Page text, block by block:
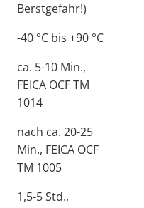
Berstgefahr!)
-40 °C bis +90 °C
ca. 5-10 Min.,
FEICA OCF TM
1014
nach ca. 20-25
Min., FEICA OCF
TM 1005
1,5-5 Std.,